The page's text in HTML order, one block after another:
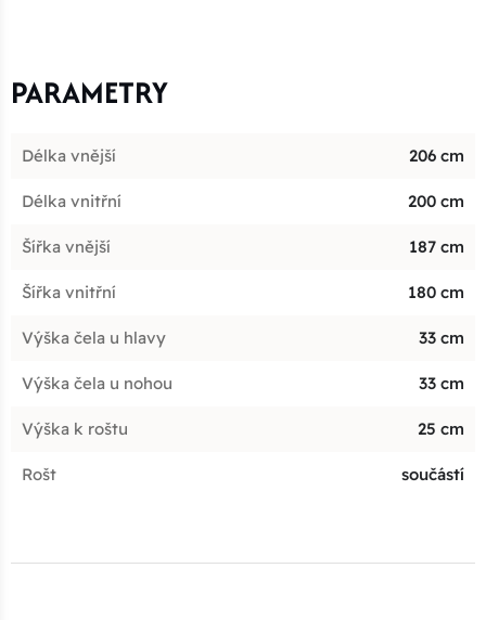
PARAMETRY
Délka vnější 206 cm
Délka vnitřní 200 cm
Šířka vnější 187 cm
Šířka vnitřní 180 cm
Výška čela u hlavy 33 cm
Výška čela u nohou 33 cm
Výška k roštu 25 cm
Rošt součástí